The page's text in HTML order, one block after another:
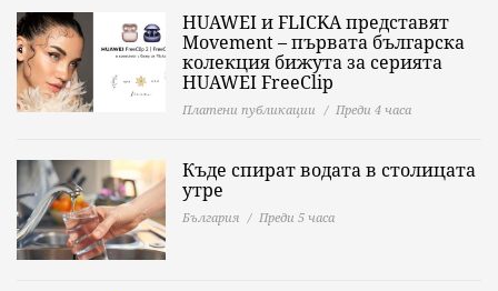
HUAWEI и FLICKA представят
Movement – първата българска
колекция бижута за серията
HUAWEI FreeClip
Платени публикации Преди 4 часа
Къде спират водата в столицата
утре
България Преди 5 часа